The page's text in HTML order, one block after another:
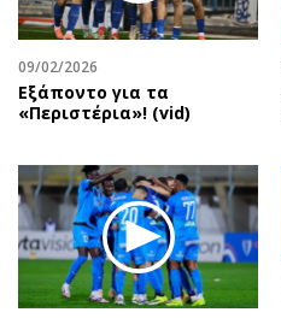
Αθλητισμός
Κύπρος
Ελλάδα
Διεθνή
Κληρώσεις Allwyn
Οικονομική
Οικονομία
Real Estate
Επιχειρήσεις
09/02/2026
Εξάποντο για τα
«Περιστέρια»! (vid)